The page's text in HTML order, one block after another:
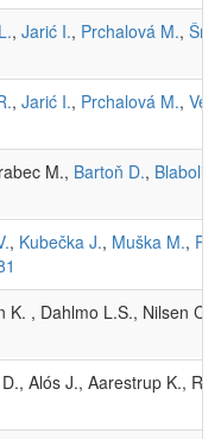
, Jarić I., Prchalová M.,
, Jarić I., Prchalová M.,
M., Bartoň D., Blabolil
, Kubečka J., Muška M.,
K. , Dahlmo L.S., Nilsen
Alós J., Aarestrup K.,